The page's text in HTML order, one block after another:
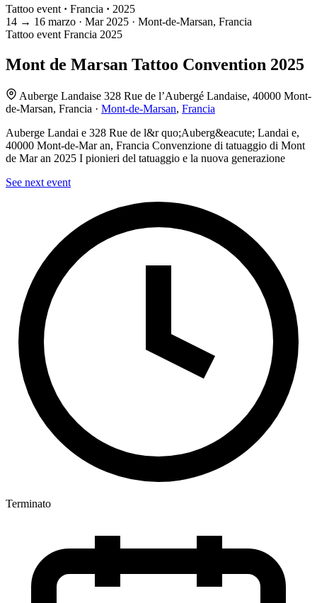
Tattoo event · Francia · 2025
14 → 16 marzo · Mar 2025 · Mont-de-Marsan, Francia
Tattoo event Francia 2025
Mont de Marsan Tattoo Convention 2025
Auberge Landaise 328 Rue de l’Aubergé Landaise, 40000 Mont-
de-Marsan, Francia · Mont-de-Marsan, Francia
Auberge Landai e 328 Rue de l&r quo;Auberg&eacute; Landai e,
40000 Mont-de-Mar an, Francia Convenzione di tatuaggio di Mont
de Mar an 2025 I pionieri del tatuaggio e la nuova generazione
See next event
Terminato